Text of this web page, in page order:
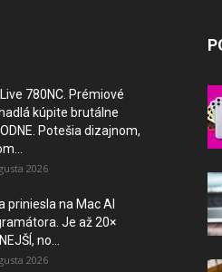
780NC. Prémiové
kúpite brutálne
Potešia dizajnom,
2026
priniesla na Mac AI
Je až 20×
no...
2026